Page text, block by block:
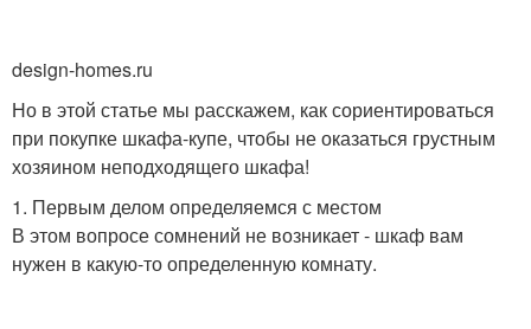
design-homes.ru
Но в этой статье мы расскажем, как сориентироваться
при покупке шкафа-купе, чтобы не оказаться грустным
хозяином неподходящего шкафа!
1. Первым делом определяемся с местом
В этом вопросе сомнений не возникает - шкаф вам
нужен в какую-то определенную комнату.